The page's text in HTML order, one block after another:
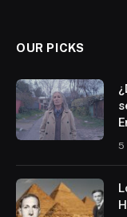
OUR PICKS
5